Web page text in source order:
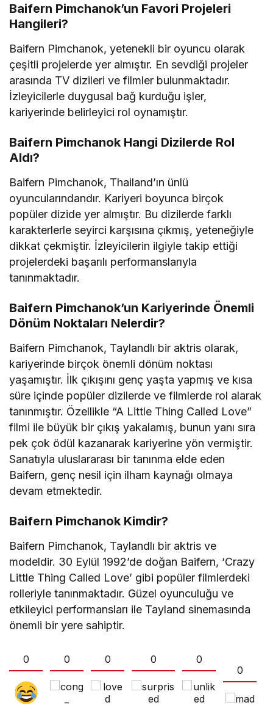
Baifern Pimchanok’un Favori Projeleri
Hangileri?
Baifern Pimchanok, yetenekli bir oyuncu olarak
çeşitli projelerde yer almıştır. En sevdiği projeler
arasında TV dizileri ve filmler bulunmaktadır.
İzleyicilerle duygusal bağ kurduğu işler,
kariyerinde belirleyici rol oynamıştır.
Baifern Pimchanok Hangi Dizilerde Rol
Aldı?
Baifern Pimchanok, Thailand’ın ünlü
oyuncularındandır. Kariyeri boyunca birçok
popüler dizide yer almıştır. Bu dizilerde farklı
karakterlerle seyirci karşısına çıkmış, yeteneğiyle
dikkat çekmiştir. İzleyicilerin ilgiyle takip ettiği
projelerdeki başarılı performanslarıyla
tanınmaktadır.
Baifern Pimchanok’un Kariyerinde Önemli
Dönüm Noktaları Nelerdir?
Baifern Pimchanok, Taylandlı bir aktris olarak,
kariyerinde birçok önemli dönüm noktası
yaşamıştır. İlk çıkışını genç yaşta yapmış ve kısa
süre içinde popüler dizilerde ve filmlerde rol alarak
tanınmıştır. Özellikle “A Little Thing Called Love”
filmi ile büyük bir çıkış yakalamış, bunun yanı sıra
pek çok ödül kazanarak kariyerine yön vermiştir.
Sanatıyla uluslararası bir tanınma elde eden
Baifern, genç nesil için ilham kaynağı olmaya
devam etmektedir.
Baifern Pimchanok Kimdir?
Baifern Pimchanok, Taylandlı bir aktris ve
modeldir. 30 Eylül 1992’de doğan Baifern, ‘Crazy
Little Thing Called Love’ gibi popüler filmlerdeki
rolleriyle tanınmaktadır. Güzel oyunculuğu ve
etkileyici performansları ile Tayland sinemasında
önemli bir yere sahiptir.
0 0 0 0
0
0